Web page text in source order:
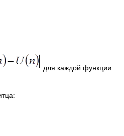
для каждой функции